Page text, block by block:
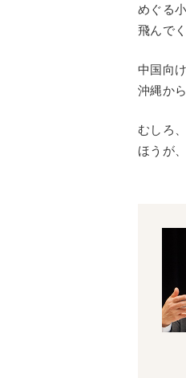
めぐる
飛んで
中国向
沖縄か
むしろ
ほうが